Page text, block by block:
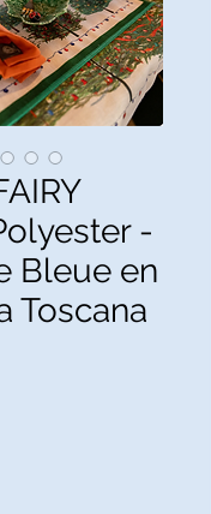
-
Bleue en
Toscana